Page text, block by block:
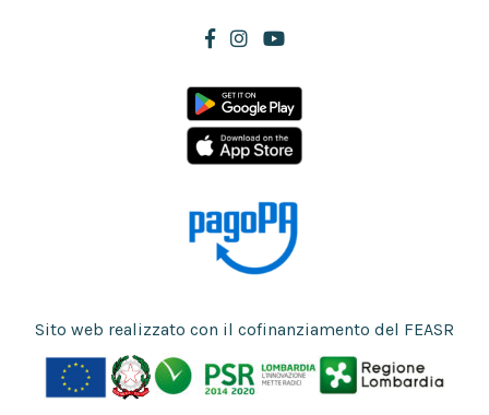
Sito web realizzato con il cofinanziamento del FEASR